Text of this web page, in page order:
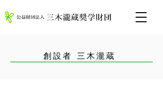
​創設者 三木瀧蔵